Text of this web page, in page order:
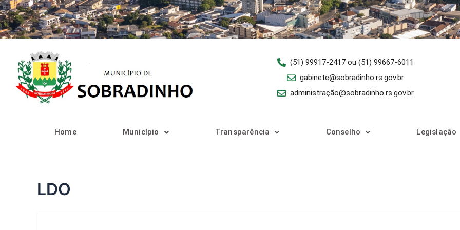
Ir
para
o
(51) 99917-2417 ou (51) 99667-6011
gabinete@sobradinho.rs.gov.br
administração@sobradinho.rs.gov.br
Home Município Transparência Conselho Legislação
LDO